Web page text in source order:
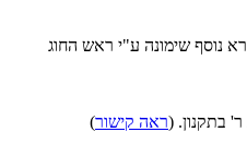
נוסף שימונה ע"י ראש החוג
ר' בתקנון. (ראה קישור)